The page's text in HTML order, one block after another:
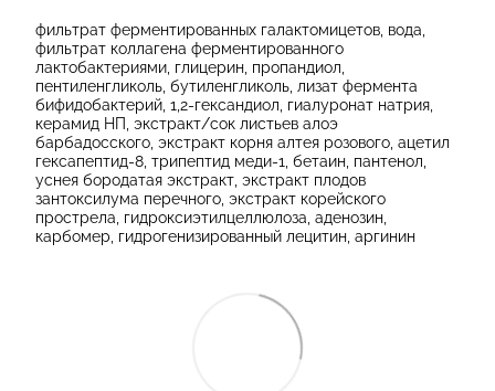
фильтрат ферментированных галактомицетов, вода,
фильтрат коллагена ферментированного
лактобактериями, глицерин, пропандиол,
пентиленгликоль, бутиленгликоль, лизат фермента
бифидобактерий, 1,2-гександиол, гиалуронат натрия,
керамид НП, экстракт/сок листьев алоэ
барбадосского, экстракт корня алтея розового, ацетил
гексапептид-8, трипептид меди-1, бетаин, пантенол,
уснея бородатая экстракт, экстракт плодов
зантоксилума перечного, экстракт корейского
прострела, гидроксиэтилцеллюлоза, аденозин,
карбомер, гидрогенизированный лецитин, аргинин